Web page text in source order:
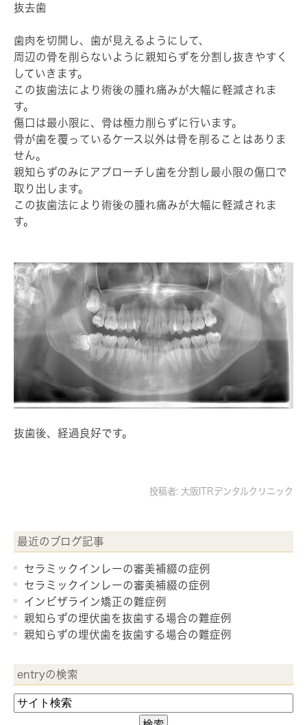
抜去歯
歯肉を切開し、歯が見えるようにして、
周辺の骨を削らないように親知らずを分割し抜きやすく
していきます。
この抜歯法により術後の腫れ痛みが大幅に軽減されま
す。
傷口は最小限に、骨は極力削らずに行います。
骨が歯を覆っているケース以外は骨を削ることはありま
せん。
親知らずのみにアプローチし歯を分割し最小限の傷口で
取り出します。
この抜歯法により術後の腫れ痛みが大幅に軽減されま
す。
抜歯後、経過良好です。
投稿者: 大阪ITRデンタルクリニック
最近のブログ記事
セラミックインレーの審美補綴の症例
セラミックインレーの審美補綴の症例
インビザライン矯正の難症例
親知らずの埋伏歯を抜歯する場合の難症例
親知らずの埋伏歯を抜歯する場合の難症例
entryの検索